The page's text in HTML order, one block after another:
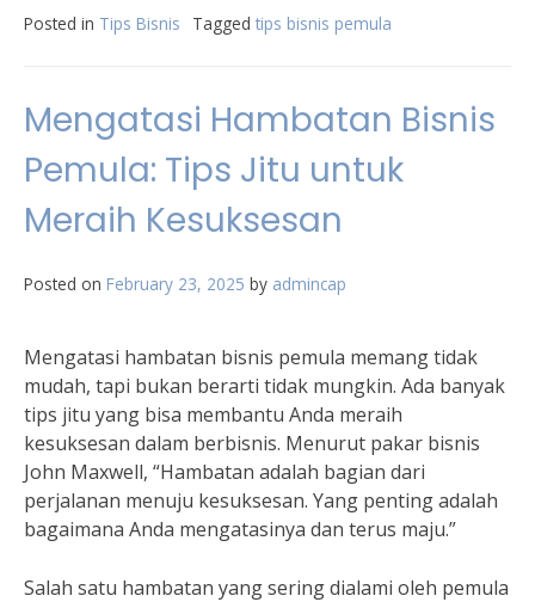
Posted in Tips Bisnis Tagged tips bisnis pemula
Mengatasi Hambatan Bisnis
Pemula: Tips Jitu untuk
Meraih Kesuksesan
Posted on February 23, 2025 by admincap
Mengatasi hambatan bisnis pemula memang tidak
mudah, tapi bukan berarti tidak mungkin. Ada banyak
tips jitu yang bisa membantu Anda meraih
kesuksesan dalam berbisnis. Menurut pakar bisnis
John Maxwell, “Hambatan adalah bagian dari
perjalanan menuju kesuksesan. Yang penting adalah
bagaimana Anda mengatasinya dan terus maju.”
Salah satu hambatan yang sering dialami oleh pemula